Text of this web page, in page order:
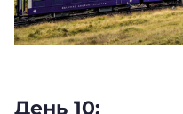
День 10: